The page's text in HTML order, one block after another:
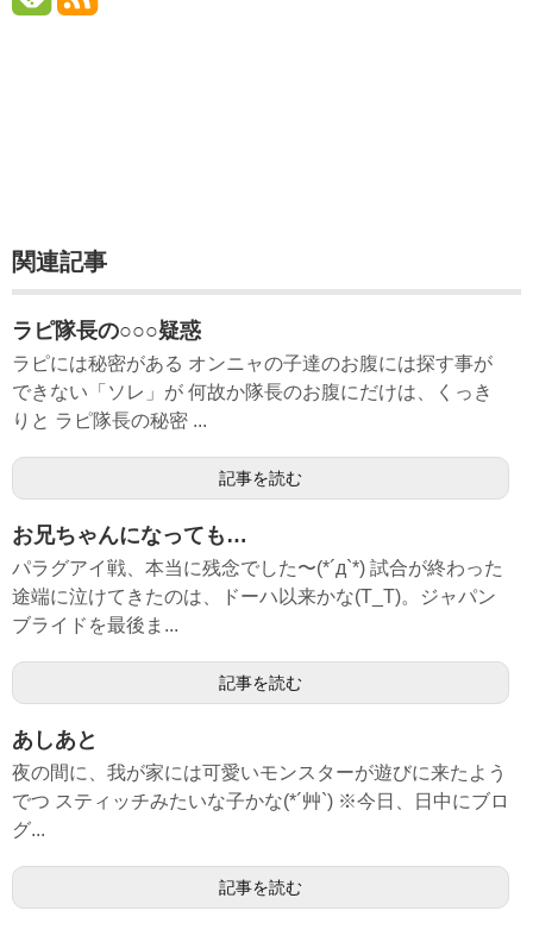
関連記事
ラピ隊長の○○○疑惑
ラピには秘密がある オンニャの子達のお腹には探す事が
できない「ソレ」が 何故か隊長のお腹にだけは、くっき
りと ラピ隊長の秘密 ...
記事を読む
お兄ちゃんになっても…
パラグアイ戦、本当に残念でした〜(*´д`*) 試合が終わった
途端に泣けてきたのは、ドーハ以来かな(T_T)。ジャパン
ブライドを最後ま...
記事を読む
あしあと
夜の間に、我が家には可愛いモンスターが遊びに来たよう
でつ スティッチみたいな子かな(*´艸`) ※今日、日中にブロ
グ...
記事を読む